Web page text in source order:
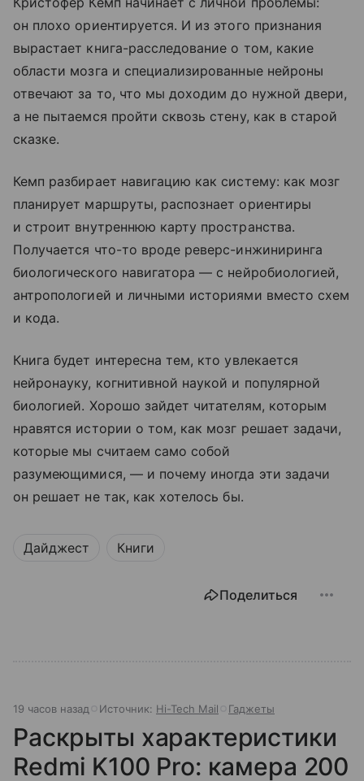
он плохо ориентируется. И из этого признания
вырастает книга-расследование о том, какие
области мозга и специализированные нейроны
отвечают за то, что мы доходим до нужной двери,
а не пытаемся пройти сквозь стену, как в старой
сказке.
Кемп разбирает навигацию как систему: как мозг
планирует маршруты, распознает ориентиры
и строит внутреннюю карту пространства.
Получается что-то вроде реверс-инжиниринга
биологического навигатора — с нейробиологией,
антропологией и личными историями вместо схем
и кода.
Книга будет интересна тем, кто увлекается
нейронауку, когнитивной наукой и популярной
биологией. Хорошо зайдет читателям, которым
нравятся истории о том, как мозг решает задачи,
которые мы считаем само собой
разумеющимися, — и почему иногда эти задачи
он решает не так, как хотелось бы.
Дайджест Книги
Поделиться
19 часов назад Источник: Hi-Tech Mail Гаджеты
Раскрыты характеристики
Redmi K100 Pro: камера 200